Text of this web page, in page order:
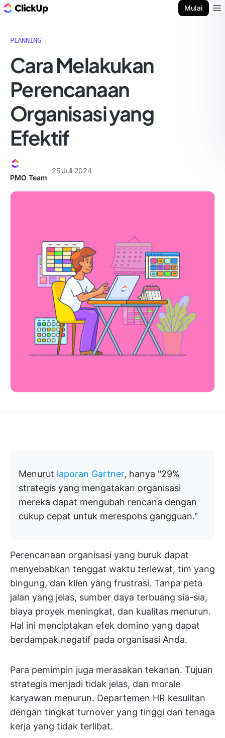
Mulai
PLANNING
Cara Melakukan
Perencanaan
Organisasi yang
Efektif
PMO Team
25 Juli 2024
Menurut laporan Gartner, hanya "29%
strategis yang mengatakan organisasi
mereka dapat mengubah rencana dengan
cukup cepat untuk merespons gangguan."
Perencanaan organisasi yang buruk dapat
menyebabkan tenggat waktu terlewat, tim yang
bingung, dan klien yang frustrasi. Tanpa peta
jalan yang jelas, sumber daya terbuang sia-sia,
biaya proyek meningkat, dan kualitas menurun.
Hal ini menciptakan efek domino yang dapat
berdampak negatif pada organisasi Anda.
Para pemimpin juga merasakan tekanan. Tujuan
strategis menjadi tidak jelas, dan morale
karyawan menurun. Departemen HR kesulitan
dengan tingkat turnover yang tinggi dan tenaga
kerja yang tidak terlibat.